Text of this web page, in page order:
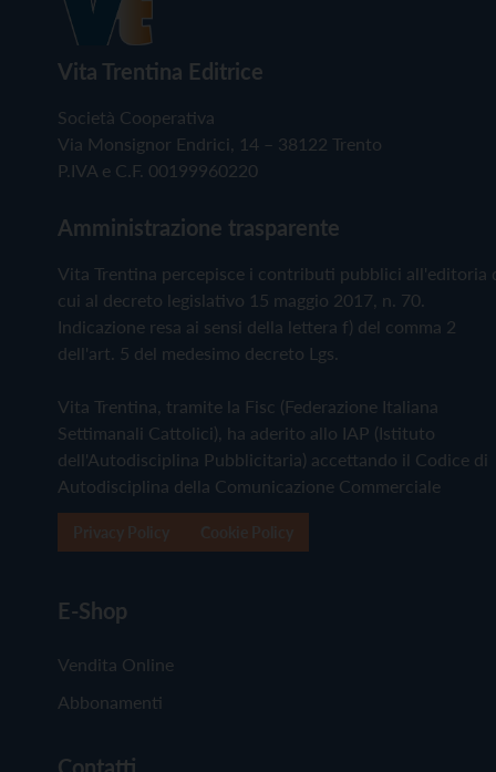
Vita Trentina Editrice
Società Cooperativa
Via Monsignor Endrici, 14 – 38122 Trento
P.IVA e C.F. 00199960220
Amministrazione trasparente
Vita Trentina percepisce i contributi pubblici all'editoria
cui al decreto legislativo 15 maggio 2017, n. 70.
Indicazione resa ai sensi della lettera f) del comma 2
dell'art. 5 del medesimo decreto Lgs.
Vita Trentina, tramite la Fisc (Federazione Italiana
Settimanali Cattolici), ha aderito allo IAP (Istituto
dell'Autodisciplina Pubblicitaria) accettando il Codice di
Autodisciplina della Comunicazione Commerciale
E-Shop
Vendita Online
Abbonamenti
Contatti